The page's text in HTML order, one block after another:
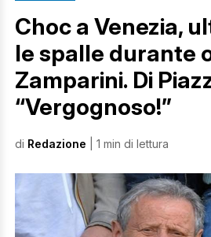
Choc a Venezia,
le spalle durante
Zamparini. Di
“Vergognoso!”
di Redazione | 1 min di lettura